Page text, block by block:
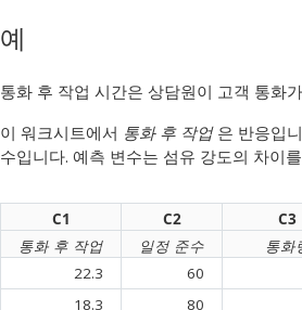
예
통화 후 작업 시간은 상담원이 고객 통화
이 워크시트에서 통화 후 작업은 반응입
수입니다. 예측 변수는 섬유 강도의 차이
C1 C2 C3
통화 후 작업
일정 준수 통화
22.3
60
18.3
80